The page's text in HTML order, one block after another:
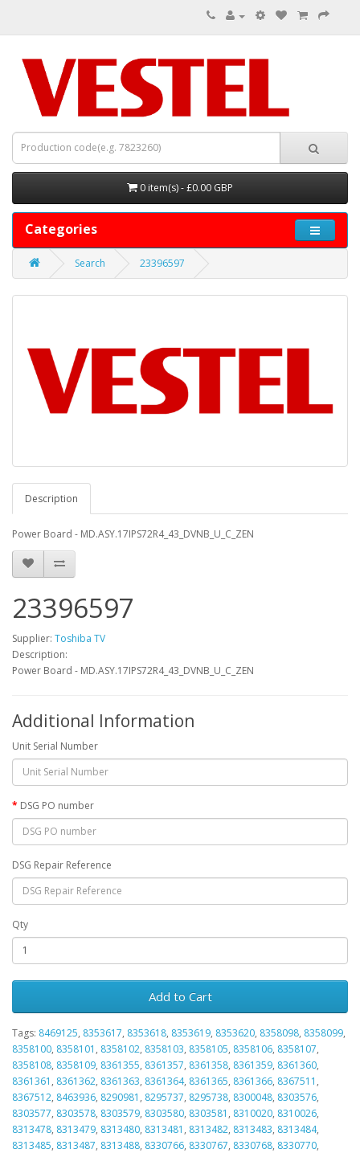
0 item(s) - £0.00 GBP
Categories
Search 23396597
Description
Power Board - MD.ASY.17IPS72R4_43_DVNB_U_C_ZEN
23396597
Supplier: Toshiba TV
Description:
Power Board - MD.ASY.17IPS72R4_43_DVNB_U_C_ZEN
Additional Information
Unit Serial Number
DSG PO number
DSG Repair Reference
Qty
Add to Cart
Tags: 8469125, 8353617, 8353618, 8353619, 8353620, 8358098, 8358099,
8358100, 8358101 , 8358102, 8358103, 8358105, 8358106, 8358107,
8358108, 8358109, 8361355, 8361357, 8361358, 8361359, 8361360,
8361361 , 8361362, 8361363, 8361364, 8361365, 8361366, 8367511 ,
8367512, 8463936, 8290981 , 8295737, 8295738, 8300048, 8303576,
8303577, 8303578, 8303579, 8303580, 8303581 , 8310020, 8310026,
8313478, 8313479, 8313480, 8313481 , 8313482, 8313483, 8313484,
8313485, 8313487, 8313488, 8330766, 8330767, 8330768, 8330770,